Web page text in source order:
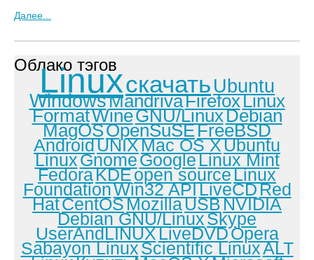
Далее...
Облако тэгов
Linuxскачать Ubuntu
WindowsMandrivaFirefoxLinux
FormatWineGNU/LinuxDebian
MagOSOpenSuSEFreeBSD
AndroidUNIXMac OS XUbuntu
LinuxGnomeGoogleLinux Mint
FedoraKDEopen sourceLinux
FoundationWin32 APILiveCDRed
HatCentOSMozillaUSBNVIDIA
Debian GNU/LinuxSkype
UserAndLINUXLiveDVDOpera
Sabayon LinuxScientific LinuxALT